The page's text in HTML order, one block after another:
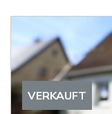
VERKAUFT